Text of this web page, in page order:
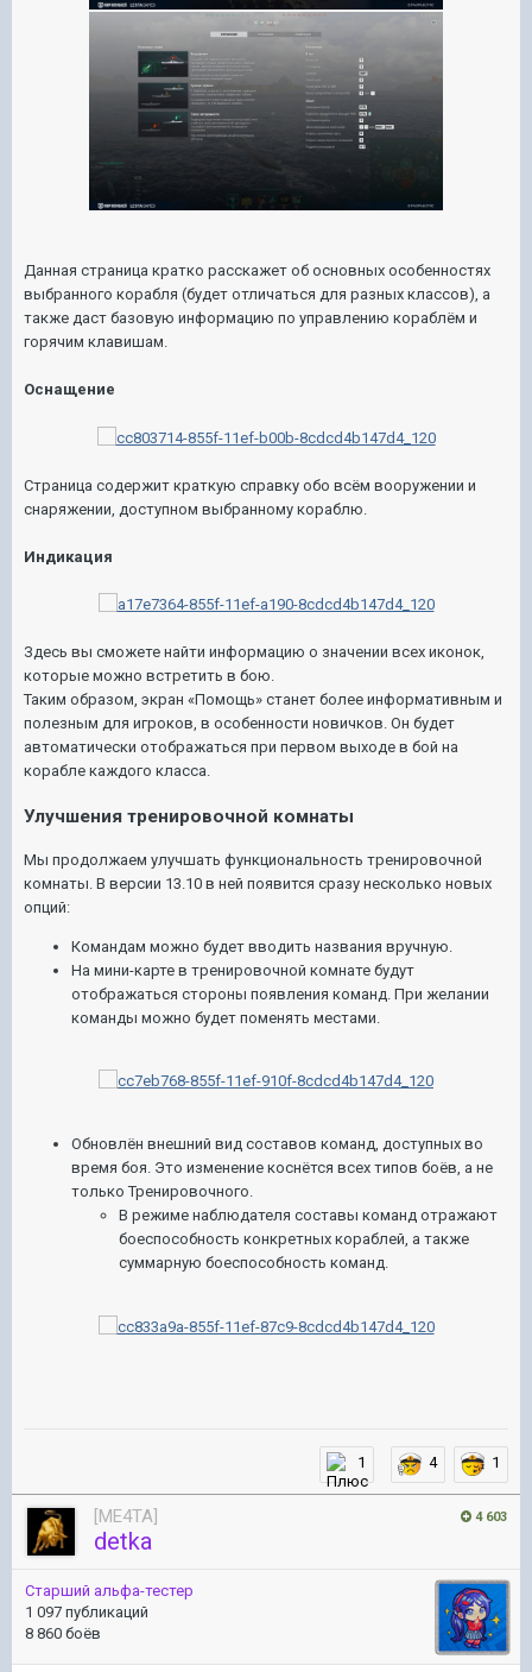
Данная страница кратко расскажет об основных особенностях
выбранного корабля (будет отличаться для разных классов), а
также даст базовую информацию по управлению кораблём и
горячим клавишам.
Оснащение
Страница содержит краткую справку обо всём вооружении и
снаряжении, доступном выбранному кораблю.
Индикация
Здесь вы сможете найти информацию о значении всех иконок,
которые можно встретить в бою.
Таким образом, экран «Помощь» станет более информативным и
полезным для игроков, в особенности новичков. Он будет
автоматически отображаться при первом выходе в бой на
корабле каждого класса.
Улучшения тренировочной комнаты
Мы продолжаем улучшать функциональность тренировочной
комнаты. В версии 13.10 в ней появится сразу несколько новых
опций:
Командам можно будет вводить названия вручную.
На мини-карте в тренировочной комнате будут
отображаться стороны появления команд. При желании
команды можно будет поменять местами.
Обновлён внешний вид составов команд, доступных во
время боя. Это изменение коснётся всех типов боёв, а не
только Тренировочного.
В режиме наблюдателя составы команд отражают
боеспособность конкретных кораблей, а также
суммарную боеспособность команд.
1 4 1
4 603
[ME4TA]
detka
Старший альфа-тестер
1 097 публикаций
8 860 боёв